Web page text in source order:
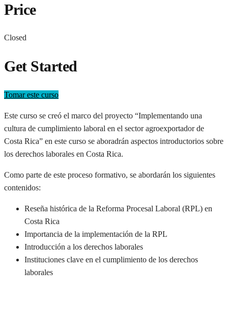
Price
Closed
Get Started
Tomar este curso
Este curso se creó el marco del proyecto “Implementando una
cultura de cumplimiento laboral en el sector agroexportador de
Costa Rica” en este curso se aboradrán aspectos introductorios sobre
los derechos laborales en Costa Rica.
Como parte de este proceso formativo, se abordarán los siguientes
contenidos:
Reseña histórica de la Reforma Procesal Laboral (RPL) en
Costa Rica
Importancia de la implementación de la RPL
Introducción a los derechos laborales
Instituciones clave en el cumplimiento de los derechos
laborales